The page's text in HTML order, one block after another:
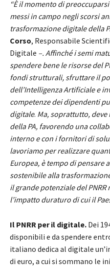
“È il momento di
messi in campo negli scorsi
trasformazione digitale della
Corso, Responsabile
Digitale –. Affinché i semi
spendere bene le risorse del
fondi strutturali, sfruttare il
dell’Intelligenza Artificiale e
competenze dei dipendenti
digitale. Ma, soprattutto,
della PA, favorendo una
interno e con i fornitori di
lavoriamo per realizzare
Europea, è tempo di pensare
sostenibile alla
il grande potenziale del
l’impatto duraturo di cui il
Il PNRR per il digitale. Dei
disponibili e da spendere
italiano dedica al digitale
di euro, a cui si sommano le